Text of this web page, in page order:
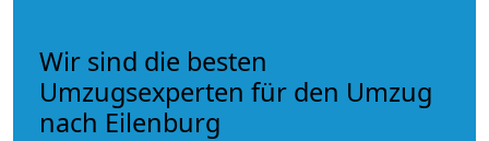
Wir sind die besten
Umzugsexperten für den Umzug
nach Eilenburg